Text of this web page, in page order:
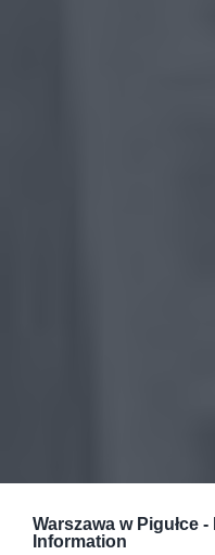
Warszawa w Pigułce -
Information